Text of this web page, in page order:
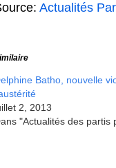
Actualités
Batho, nouvelle
2, 2013
"Actualités des partis